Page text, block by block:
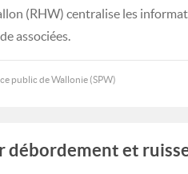
(RHW) centralise les
associées.
public de Wallonie (SPW)
débordement et